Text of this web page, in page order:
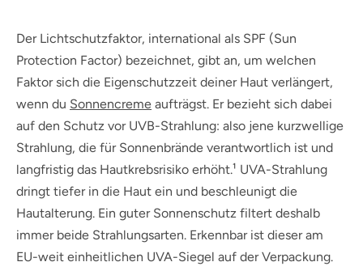
Der Lichtschutzfaktor, international als SPF (Sun
Protection Factor) bezeichnet, gibt an, um welchen
Faktor sich die Eigenschutzzeit deiner Haut verlängert,
wenn du Sonnencreme aufträgst. Er bezieht sich dabei
auf den Schutz vor UVB-Strahlung: also jene kurzwellige
Strahlung, die für Sonnenbrände verantwortlich ist und
langfristig das Hautkrebsrisiko erhöht.¹ UVA-Strahlung
dringt tiefer in die Haut ein und beschleunigt die
Hautalterung. Ein guter Sonnenschutz filtert deshalb
immer beide Strahlungsarten. Erkennbar ist dieser am
EU-weit einheitlichen UVA-Siegel auf der Verpackung.